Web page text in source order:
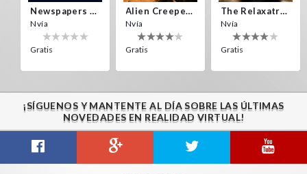
Newspapers Spain VR
Nvía
Gratis
Alien Creepers VR
Nvía
Gratis
The Relaxatron
Nvía
Gratis
¡SÍGUENOS Y MANTENTE AL DÍA SOBRE LAS ÚLTIMAS
NOVEDADES EN REALIDAD VIRTUAL!